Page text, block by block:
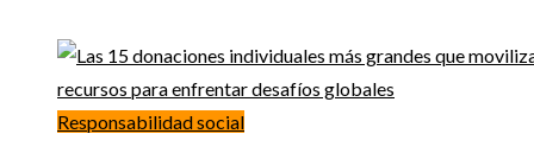
Responsabilidad social